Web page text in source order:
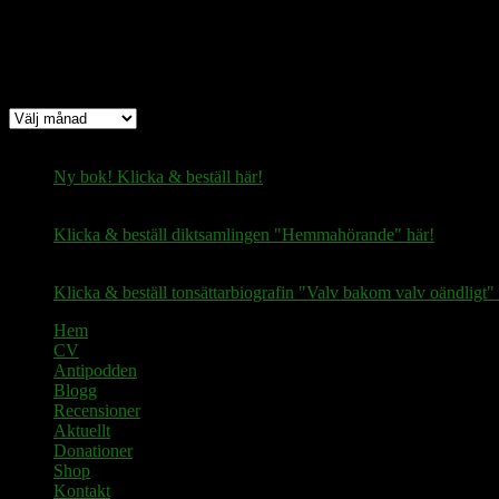
Arkiv
Ny bok! Klicka & beställ här!
Klicka & beställ diktsamlingen "Hemmahörande" här!
Klicka & beställ tonsättarbiografin "Valv bakom valv oändligt"
Hem
CV
Antipodden
Blogg
Recensioner
Aktuellt
Donationer
Shop
Kontakt